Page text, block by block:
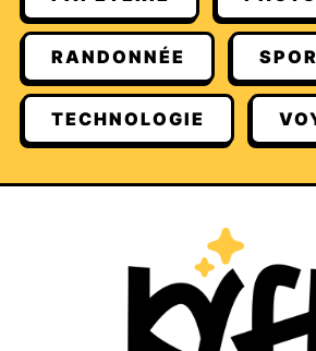
RANDONNÉE
TECHNOLOGIE